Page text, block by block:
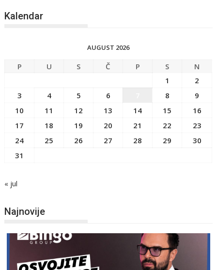
Kalendar
AUGUST 2026
P U S Č P S
N
1
2
3
4 5 6 8
9
10
11 12 13 14 15
16
17
18 19 20 21 22
23
24
25 26 27 28 29
30
31
« jul
Najnovije